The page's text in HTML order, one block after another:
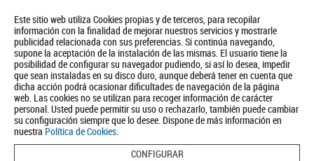
Este sitio web utiliza Cookies propias y de terceros, para recopilar
información con la finalidad de mejorar nuestros servicios y mostrarle
publicidad relacionada con sus preferencias. Si continúa navegando,
supone la aceptación de la instalación de las mismas. El usuario tiene la
posibilidad de configurar su navegador pudiendo, si así lo desea, impedir
que sean instaladas en su disco duro, aunque deberá tener en cuenta que
dicha acción podrá ocasionar dificultades de navegación de la página
web. Las cookies no se utilizan para recoger información de carácter
personal. Usted puede permitir su uso o rechazarlo, también puede cambiar
su configuración siempre que lo desee. Dispone de más información en
nuestra Política de Cookies.
CONFIGURAR
Quiénes somos Turismo Política de Privacidad Aviso Legal
Política de Cookies
BUSCAR